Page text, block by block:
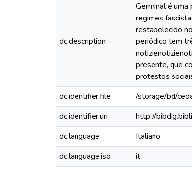
dc.description
Germinal é
regimes
restabelecido
periódico tem
presente, que
protestos
dc.identifier.file
/storage/bd/
dc.identifier.uri
http://
dc.language
Italiano
dc.language.iso
it